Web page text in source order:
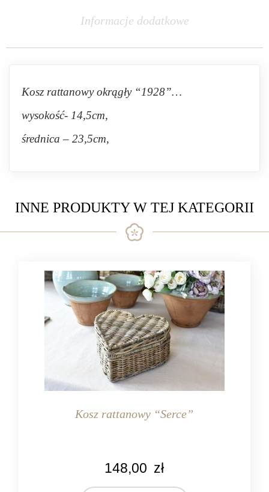
Informacje dodatkowe
Kosz rattanowy okrągły “1928”…
wysokość- 14,5cm,
średnica – 23,5cm,
INNE PRODUKTY W TEJ KATEGORII
Kosz rattanowy “Serce”
148,00 zł